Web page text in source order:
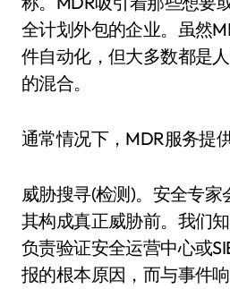
全计划外包的企业。虽然
件自动化，但大多数都是
的混合。
通常情况下，MDR服务提
威胁搜寻(检测)。安全专
其构成真正威胁前。我们
负责验证安全运营中心或
报的根本原因，而与事件